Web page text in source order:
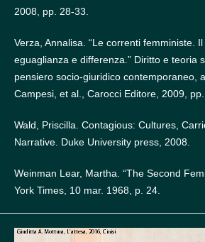
2008, pp. 28-33.
Verza, Annalisa. “Le correnti femministe.
eguaglianza e differenza.” Diritto e teoria
pensiero socio-giuridico contemporaneo,
Campesi, et al., Carocci Editore, 2009,
Wald, Priscilla. Contagious: Cultures,
Narrative. Duke University press, 2008.
Weinman Lear, Martha. “The Second
York Times, 10 mar. 1968, p. 24.